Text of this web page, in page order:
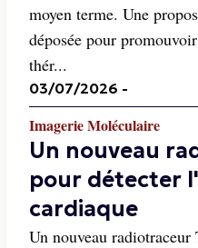
moyen terme. Une
déposée pour
thér...
03/07/2026 -
Imagerie Moléculaire
Un nouveau
pour détecter
cardiaque
Un nouveau